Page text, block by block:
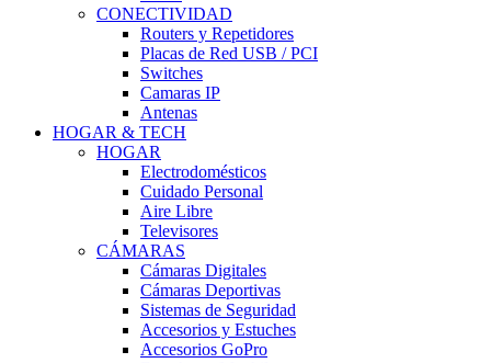
CONECTIVIDAD
Routers y Repetidores
Placas de Red USB / PCI
Switches
Camaras IP
Antenas
HOGAR & TECH
HOGAR
Electrodomésticos
Cuidado Personal
Aire Libre
Televisores
CÁMARAS
Cámaras Digitales
Cámaras Deportivas
Sistemas de Seguridad
Accesorios y Estuches
Accesorios GoPro